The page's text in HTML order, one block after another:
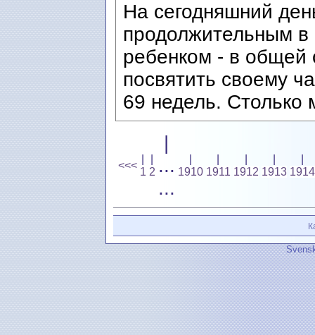
На сегодняшний
продолжительным в
ребенком - в общей
посвятить своему
69 недель. Столько
<<<
1 2
|
...
...
1910 1911 1912 1913 1914